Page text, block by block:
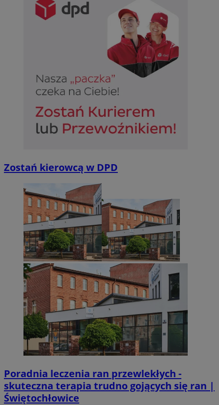
Zostań kierowcą w DPD
Poradnia leczenia ran przewlekłych -
skuteczna terapia trudno gojących się ran |
Świętochłowice